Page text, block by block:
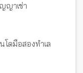
ญาเช่า
ดมือสองทำเล